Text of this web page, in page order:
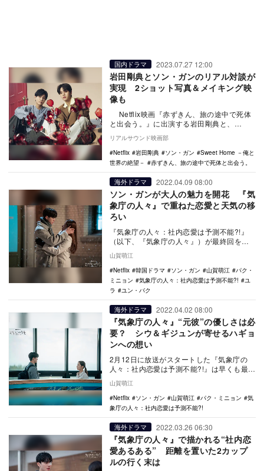
国内ドラマ 2023.07.27 12:00
岩田剛典とソン・ガンのリアル対談が
実現 2ショット写真＆メイキング映
像も
Netflix映画『赤ずきん、旅の途中で死体
と出会う。』に出演する岩田剛典と、
Netflixシリーズ『Sweet Home …
リアルサウンド映画部
Netflix
岩田剛典 ソン・ガン
Sweet Home －俺と
世界の絶望－
赤ずきん、旅の途中で死体と出会う。
海外ドラマ 2022.04.09 08:00
ソン・ガンが大人の魅力を開花 『気
象庁の人々』で重ねた恋愛と天気の移
ろい
『気象庁の人々：社内恋愛は予測不能?!』
（以下、『気象庁の人々』）が最終回を迎
えた。気象庁が舞台である本作は、社内恋
愛をテーマに…
山賀萌江
Netflix
韓国ドラマ ソン・ガン 山賀萌江
パク・
ミニョン
気象庁の人々：社内恋愛は予測不能?!
ユ
ラ
ユン・バク
海外ドラマ 2022.04.02 08:00
『気象庁の人々』“元彼”の優しさは必
要？ シウ＆ギジュンが寄せるハギョ
ンへの想い
2月12日に放送がスタートした『気象庁の
人々：社内恋愛は予測不能?!』は早くも最終
回を迎える。ギジュン（ユン・バク）に浮
気され、…
山賀萌江
Netflix
ソン・ガン 山賀萌江 パク・ミニョン
気
象庁の人々：社内恋愛は予測不能?!
海外ドラマ 2022.03.26 06:30
『気象庁の人々』で描かれる“社内恋
愛あるある” 距離を置いた2カップ
ルの行く末は